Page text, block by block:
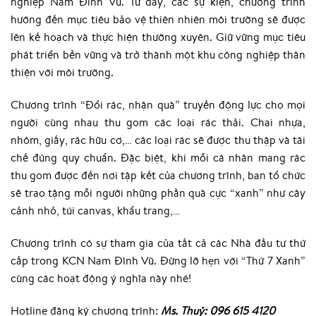
hướng đến mục tiêu bảo vệ thiên nhiên môi trường sẽ được
lên kế hoạch và thực hiện thường xuyên. Giữ vững mục tiêu
phát triển bền vững và trở thành một khu công nghiệp thân
thiện với môi trường.
Chương trình “Đổi rác, nhận quà” truyền động lực cho mọi
người cùng nhau thu gom các loại rác thải. Chai nhựa,
nhôm, giấy, rác hữu cơ,… các loại rác sẽ được thu thập và tái
chế đúng quy chuẩn. Đặc biệt, khi mỗi cá nhân mang rác
thu gom được đến nơi tập kết của chương trình, ban tổ chức
sẽ trao tặng mỗi người những phần quà cực “xanh” như cây
cảnh nhỏ, túi canvas, khẩu trang,…
Chương trình có sự tham gia của tất cả các Nhà đầu tư thứ
cấp trong KCN Nam Đình Vũ. Đừng lỡ hẹn với “Thứ 7 Xanh”
cùng các hoạt động ý nghĩa này nhé!
Hotline đăng ký chương trình: Ms. Thuỷ: 096 615 4120